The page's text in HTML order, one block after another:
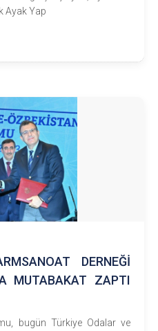
Ayak Yap
DERNEĞİ
MUTABAKAT ZAPTI
bugün Türkiye Odalar ve